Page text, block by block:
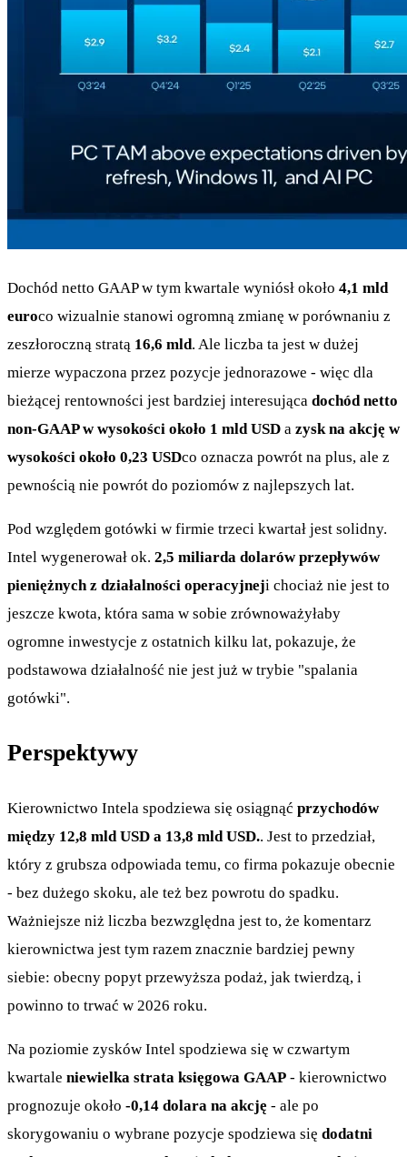
Dochód netto GAAP w tym kwartale wyniósł około 4,1 mld
euroco wizualnie stanowi ogromną zmianę w porównaniu z
zeszłoroczną stratą 16,6 mld. Ale liczba ta jest w dużej
mierze wypaczona przez pozycje jednorazowe - więc dla
bieżącej rentowności jest bardziej interesująca dochód netto
non-GAAP w wysokości około 1 mld USD a zysk na akcję w
wysokości około 0,23 USDco oznacza powrót na plus, ale z
pewnością nie powrót do poziomów z najlepszych lat.
Pod względem gotówki w firmie trzeci kwartał jest solidny.
Intel wygenerował ok. 2,5 miliarda dolarów przepływów
pieniężnych z działalności operacyjneji chociaż nie jest to
jeszcze kwota, która sama w sobie zrównoważyłaby
ogromne inwestycje z ostatnich kilku lat, pokazuje, że
podstawowa działalność nie jest już w trybie "spalania
gotówki".
Perspektywy
Kierownictwo Intela spodziewa się osiągnąć przychodów
między 12,8 mld USD a 13,8 mld USD.. Jest to przedział,
który z grubsza odpowiada temu, co firma pokazuje obecnie
- bez dużego skoku, ale też bez powrotu do spadku.
Ważniejsze niż liczba bezwzględna jest to, że komentarz
kierownictwa jest tym razem znacznie bardziej pewny
siebie: obecny popyt przewyższa podaż, jak twierdzą, i
powinno to trwać w 2026 roku.
Na poziomie zysków Intel spodziewa się w czwartym
kwartale niewielka strata księgowa GAAP - kierownictwo
prognozuje około -0,14 dolara na akcję - ale po
skorygowaniu o wybrane pozycje spodziewa się dodatni